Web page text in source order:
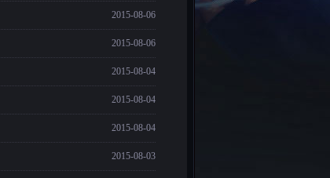
2015-08-06
2015-08-06
2015-08-04
2015-08-04
2015-08-04
2015-08-03